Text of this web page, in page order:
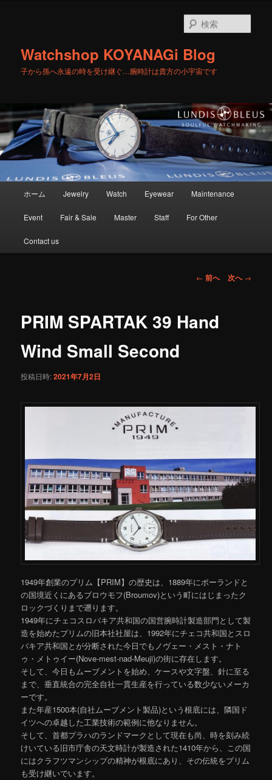
移
動
Watchshop KOYANAGi Blog
子から孫へ永遠の時を受け継ぐ…腕時計は貴方の小宇宙です
索
ュ
ホーム Jewelry Watch Eyewear Maintenance
Event Fair & Sale Master Staff For Other
Contact us
投
ゲ
← 前へ 次へ→
PRIM SPARTAK 39 Hand
Wind Small Second
投稿日時:2021年7月2日
1949年創業のプリム【PRIM】の歴史は、1889年にポーランドと
の国境近くにあるブロウモフ(Broumov)という町にはじまったク
ロックづくりまで遡ります。
1949年にチェコスロバキア共和国の国営腕時計製造部門として製
造を始めたプリムの旧本社社屋は、1992年にチェコ共和国とスロ
バキア共和国とが分断された今日でもノヴェー・メスト・ナト
ゥ・メトゥイー(Nove-mest-nad-Meuji)の街に存在します。
そして、今日もムーブメントを始め、ケースや文字盤、針に至る
まで、垂直統合の完全自社一貫生産を行っている数少ないメーカ
ーです。
また年産1500本(自社ムーブメント製品)という根底には、隣国ド
イツへの卓越した工業技術の範例に他なりません。
そして、首都プラハのランドマークとして現在も尚、時を刻み続
けいている旧市庁舎の天文時計が製造された1410年から、この国
にはクラフツマンシップの精神が根底にあり、その伝統をプリム
も受け継いでいます。